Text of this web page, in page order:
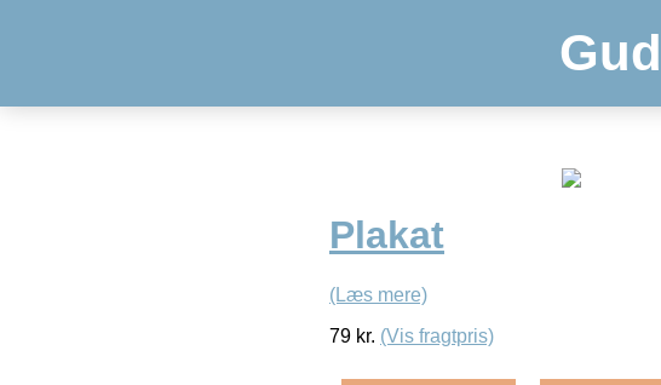
Plakat
(Læs mere)
79 kr. (Vis fragtpris)